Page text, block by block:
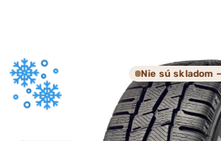
Nie sú skladom